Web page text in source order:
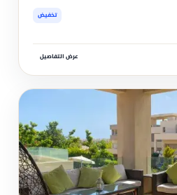
تخفيض
عرض التفاصيل